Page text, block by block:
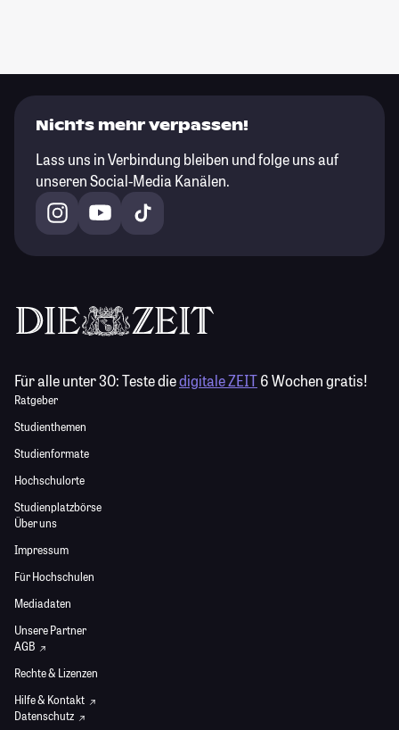
Nichts mehr verpassen!
Lass uns in Verbindung bleiben und folge uns auf
unseren Social-Media Kanälen.
Für alle unter 30:Teste diedigitale ZEIT6 Wochen gratis!
Ratgeber
Studienthemen
Studienformate
Hochschulorte
Studienplatzbörse
Über uns
Impressum
Für Hochschulen
Mediadaten
Unsere Partner
AGB
Rechte & Lizenzen
Hilfe & Kontakt
Datenschutz